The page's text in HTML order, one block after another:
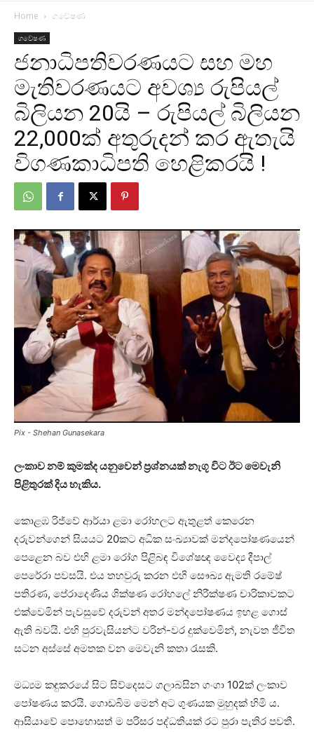
Home ගවේෂණ
ගවේෂණ
ජනාධිපතිවරණයට සහ මහ
මැතිවරණයට අවශ්‍ය රුපියල්
බිලියන 20යි – රුපියල් බිලියන
22,000ක් අතුරුදන් කර ඇතැයි
විගණකාධිපති හෙළිකරයි !
Pix - Shehan Gunasekara
ලංකාව නම් කුමක්ද යනුවෙන් ප්‍රශ්නයක් නැගූ විට ඊට මෙවැනි
පිළිතුරක් දිය හැකිය.
කොළඹ රිජ්වේ ආර්යා ළමා රෝහලට ඇතුළත් කෙරෙන
දරුවන්ගෙන් සියයට 20කට අධික සංඛ්‍යාවක් මන්දපෝෂණයෙන්
පෙළෙන බව එහි ළමා රෝග පිළිබඳ විශේෂඥ වෛද්‍ය දීපාල්
පෙරේරා පවසයි. එය තහවුරු කරන එහි සෞඛ්‍ය ඇමති රමේෂ්
පතිරණ, පේරාදෙණිය ශික්ෂණ රෝහලේ නිරීක්ෂණ චාරිකාවකට
එක්වෙමින් පැවසුවේ දරුවන් අතර මන්දපෝෂණය ඉහළ ගොස්
ඇති බවයි. එහි පුරවැසියන්ට වරින්-වර දුක්වෙමින්, නැවත ජීවිත
සටන අස්සේ අමතක වන මෙවැනි කතා රැසකි.
මධ්‍යම කඳුකරයේ සිට සිව්දෙසට ගලාබසින ගංගා 102ක් ලංකාව
පෝෂණය කරයි. ගොඩබිම මෙන් අට ගුණයක මුහුදක් හිමි ය.
ආසියාවේ පොහොසත් ම පරිසර පද්ධතියක් රට පුරා පැතිර පවතී.